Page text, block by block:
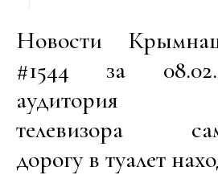
Новости
#1544 за
аудитория
телевизора
дорогу в туалет